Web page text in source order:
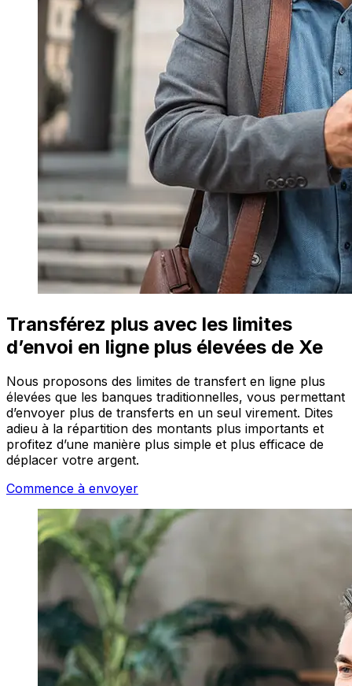
Transférez plus avec les limites
d’envoi en ligne plus élevées de Xe
Nous proposons des limites de transfert en ligne plus
élevées que les banques traditionnelles, vous permettant
d’envoyer plus de transferts en un seul virement. Dites
adieu à la répartition des montants plus importants et
profitez d’une manière plus simple et plus efficace de
déplacer votre argent.
Commence à envoyer